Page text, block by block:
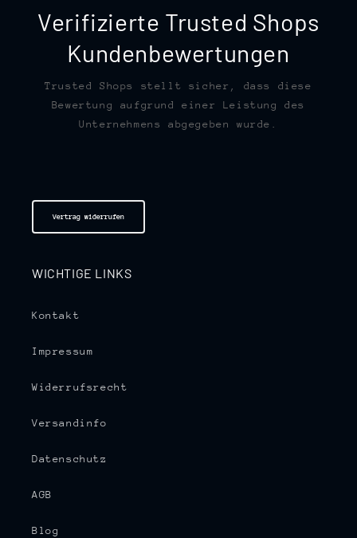
Verifizierte Trusted Shops
Kundenbewertungen
Trusted Shops stellt sicher, dass diese
Bewertung aufgrund einer Leistung des
Unternehmens abgegeben wurde.
Vertrag widerrufen
WICHTIGE LINKS
Kontakt
Impressum
Widerrufsrecht
Versandinfo
Datenschutz
AGB
Blog